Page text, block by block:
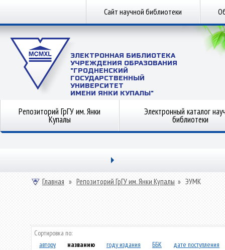
Сайт научной библиотеки
ЭЛЕКТРОННАЯ БИБЛИОТЕКА
УЧРЕЖДЕНИЯ ОБРАЗОВАНИЯ
"ГРОДНЕНСКИЙ
ГОСУДАРСТВЕННЫЙ
УНИВЕРСИТЕТ
ИМЕНИ ЯНКИ КУПАЛЫ"
Репозиторий ГрГУ им. Янки
Купалы
Электронный каталог
библиотеки
Главная » Репозиторий ГрГУ им. Янки Купалы » ЭУМК
Сортировка по:
автору
названию году издания ББК дате поступления